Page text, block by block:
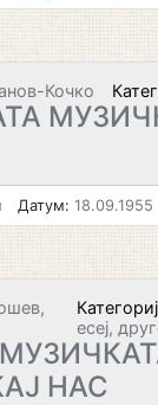
Кочко
Датум: 18.09.1955
есеј,
НАС